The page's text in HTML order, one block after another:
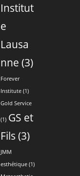
Institut
e
Lausa
nne (3)
Forever
Institute (1)
Gold Service
(1) GS et
Fils (3)
JMM
esthétique (1)